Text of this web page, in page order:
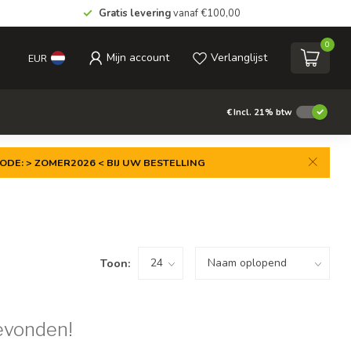
Gratis leveringvanaf €100,00
EUR Mijn account Verlanglijst
0
€Incl. 21% btw
> ZOMER2026 < BIJ UW BESTELLING
Toon: